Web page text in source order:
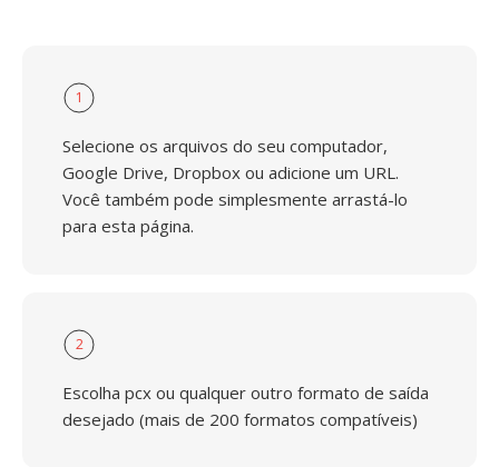
1
Selecione os arquivos do seu computador,
Google Drive, Dropbox ou adicione um URL.
Você também pode simplesmente arrastá-lo
para esta página.
2
Escolha pcx ou qualquer outro formato de saída
desejado (mais de 200 formatos compatíveis)